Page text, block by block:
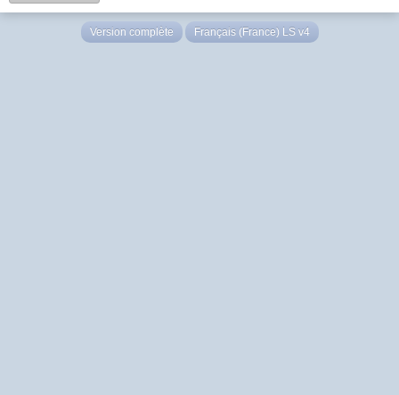
Version complète Français (France) LS v4